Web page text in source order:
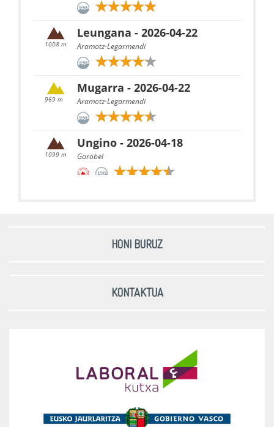
1008 m
Leungana - 2026-04-22
Aramotz-Legarmendi
969 m
Mugarra - 2026-04-22
Aramotz-Legarmendi
1099 m
Ungino - 2026-04-18
Gorobel
Beriain (San Donato) - 2026-
HONI BURUZ
KONTAKTUA